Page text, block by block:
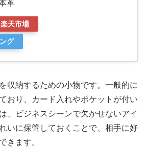
革
楽天市場
グ
収納するための小物です。一般的に
おり、カード入れやポケットが付い
、ビジネスシーンで欠かせないアイ
いに保管しておくことで、相手に好
きます。